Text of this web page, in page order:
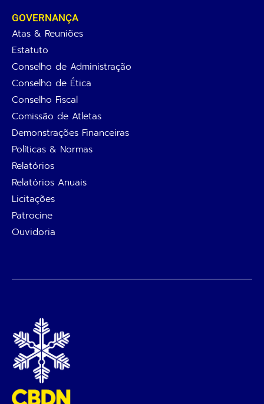
GOVERNANÇA
Atas & Reuniões
Estatuto
Conselho de Administração
Conselho de Ética
Conselho Fiscal
Comissão de Atletas
Demonstrações Financeiras
Políticas & Normas
Relatórios
Relatórios Anuais
Licitações
Patrocine
Ouvidoria